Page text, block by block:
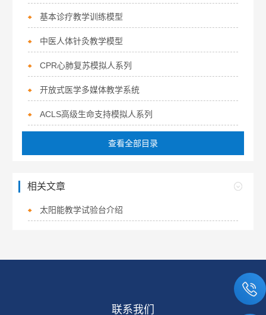
基本诊疗教学训练模型
中医人体针灸教学模型
CPR心肺复苏模拟人系列
开放式医学多媒体教学系统
ACLS高级生命支持模拟人系列
查看全部目录
相关文章
太阳能教学试验台介绍
联系我们